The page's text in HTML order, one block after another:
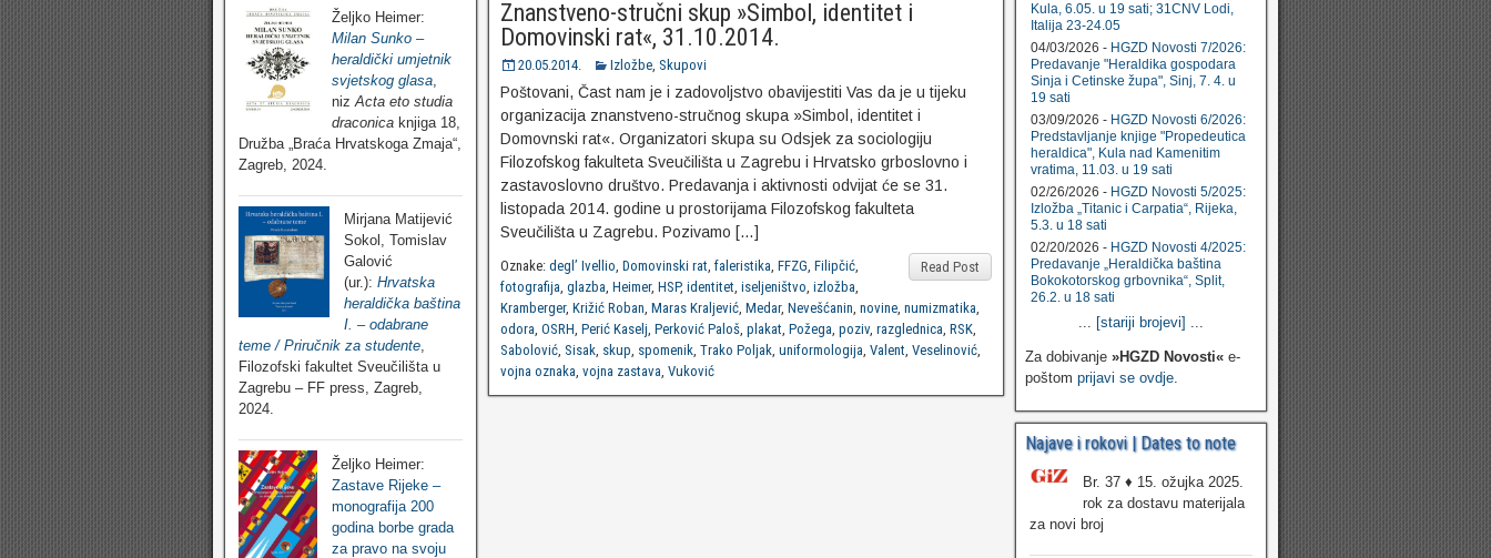
Znanstveno-stručni skup »Simbol, identitet i
Domovinski rat«, 31.10.2014.
20.05.2014. Izložbe, Skupovi
Poštovani, Čast nam je i zadovoljstvo obavijestiti Vas da je u tijeku
organizacija znanstveno-stručnog skupa »Simbol, identitet i
Domovnski rat«. Organizatori skupa su Odsjek za sociologiju
Filozofskog fakulteta Sveučilišta u Zagrebu i Hrvatsko grboslovno i
zastavoslovno društvo. Predavanja i aktivnosti odvijat će se 31.
listopada 2014. godine u prostorijama Filozofskog fakulteta
Sveučilišta u Zagrebu. Pozivamo […]
Read Post
Oznake: degl’ Ivellio, Domovinski rat, faleristika, FFZG, Filipčić,
fotografija, glazba, Heimer, HSP, identitet, iseljeništvo, izložba,
Kramberger, Križić Roban, Maras Kraljević, Medar, Nevešćanin, novine, numizmatika,
odora, OSRH, Perić Kaselj, Perković Paloš, plakat, Požega, poziv, razglednica, RSK,
Sabolović, Sisak, skup, spomenik, Trako Poljak, uniformologija, Valent, Veselinović,
vojna oznaka, vojna zastava, Vuković
Željko Heimer:
Milan Sunko –
heraldički umjetnik
svjetskog glasa
niz Acta eto studia
draconica knjiga 18,
Družba „Braća Hrvatskoga Zmaja“,
Zagreb, 2024.
Mirjana Matijević
Sokol, Tomislav
Galović
(ur.): Hrvatska
heraldička baština
I. – odabrane
teme / Priručnik za studente,
Filozofski fakultet Sveučilišta u
Zagrebu – FF press, Zagreb,
2024.
Željko Heimer:
Zastave Rijeke –
monografija 200
godina borbe grada
za pravo na svoju
Kula, 6.05. u 19 sati; 31CNV Lodi,
Italija 23-24.05
04/03/2026 - HGZD Novosti 7/2026:
Predavanje "Heraldika gospodara
Sinja i Cetinske župa", Sinj, 7. 4. u
19 sati
03/09/2026 - HGZD Novosti 6/2026:
Predstavljanje knjige "Propedeutica
heraldica", Kula nad Kamenitim
vratima, 11.03. u 19 sati
02/26/2026 - HGZD Novosti 5/2025:
Izložba „Titanic i Carpatia“, Rijeka,
5.3. u 18 sati
02/20/2026 - HGZD Novosti 4/2025:
Predavanje „Heraldička baština
Bokokotorskog grbovnika“, Split,
26.2. u 18 sati
... [stariji brojevi] ...
Za dobivanje »HGZD Novosti«e-
poštom prijavi se ovdje.
Najave i rokovi | Dates to note
Br. 37 ♦ 15. ožujka 2025.
rok za dostavu materijala
za novi broj